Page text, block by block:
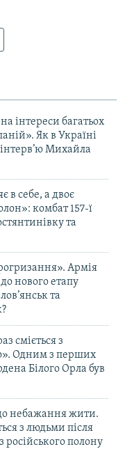
інтереси багатьох
Як в Україні
Михайла
в себе, а двоє
комбат 157-ї
та
Армія
нового етапу
та
сміється з
Одним з перших
Білого Орла був
небажання жити.
з людьми після
російського полону